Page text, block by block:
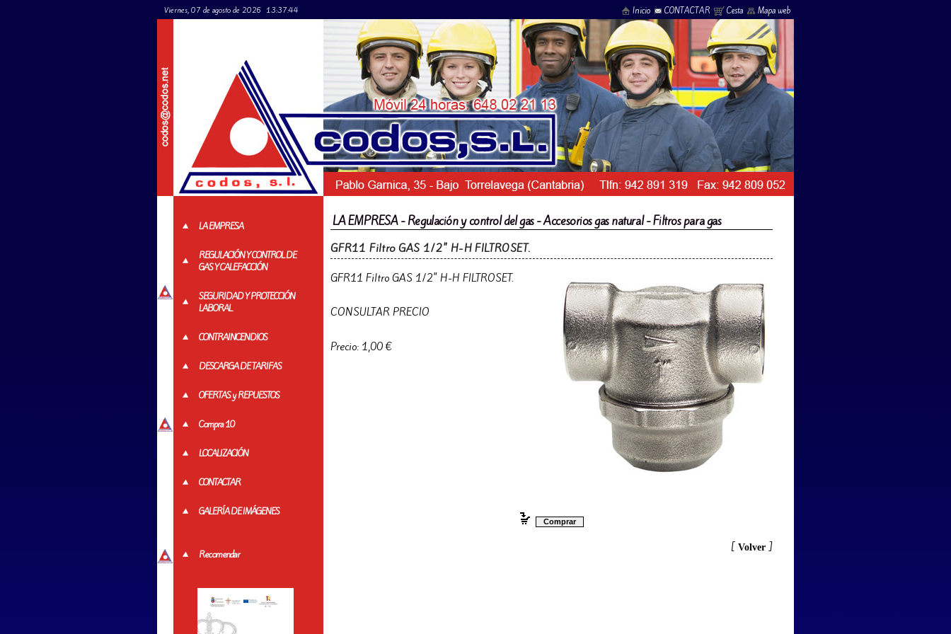
Viernes, 07 de agosto de 2026 13:37:44 Inicio CONTACTAR Cesta Mapa web
LA EMPRESA
REGULACIÓN Y CONTROL DE
GAS Y CALEFACCIÓN
SEGURIDAD Y PROTECCIÓN
LABORAL
CONTRAINCENDIOS
DESCARGA DE TARIFAS
OFERTAS y REPUESTOS
Compra 10
LOCALIZACIÓN
CONTACTAR
GALERÍA DE IMÁGENES
Recomendar
LA EMPRESA - Regulación y control del gas - Accesorios gas natural - Filtros para gas
GFR11 Filtro GAS 1/2" H-H FILTROSET.
GFR11 Filtro GAS 1/2" H-H FILTROSET.
CONSULTAR PRECIO
Precio: 1,00 €
[ Volver ]